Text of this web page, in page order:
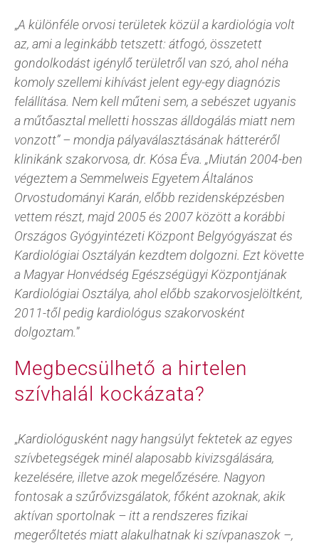
„A különféle orvosi területek közül a kardiológia volt
az, ami a leginkább tetszett: átfogó, összetett
gondolkodást igénylő területről van szó, ahol néha
komoly szellemi kihívást jelent egy-egy diagnózis
felállítása. Nem kell műteni sem, a sebészet ugyanis
a műtőasztal melletti hosszas álldogálás miatt nem
vonzott” – mondja pályaválasztásának hátteréről
klinikánk szakorvosa, dr. Kósa Éva. „Miután 2004-ben
végeztem a Semmelweis Egyetem Általános
Orvostudományi Karán, előbb rezidensképzésben
vettem részt, majd 2005 és 2007 között a korábbi
Országos Gyógyintézeti Központ Belgyógyászat és
Kardiológiai Osztályán kezdtem dolgozni. Ezt követte
a Magyar Honvédség Egészségügyi Központjának
Kardiológiai Osztálya, ahol előbb szakorvosjelöltként,
2011-től pedig kardiológus szakorvosként
dolgoztam.”
Megbecsülhető a hirtelen
szívhalál kockázata?
„Kardiológusként nagy hangsúlyt fektetek az egyes
szívbetegségek minél alaposabb kivizsgálására,
kezelésére, illetve azok megelőzésére. Nagyon
fontosak a szűrővizsgálatok, főként azoknak, akik
aktívan sportolnak – itt a rendszeres fizikai
megerőltetés miatt alakulhatnak ki szívpanaszok –,